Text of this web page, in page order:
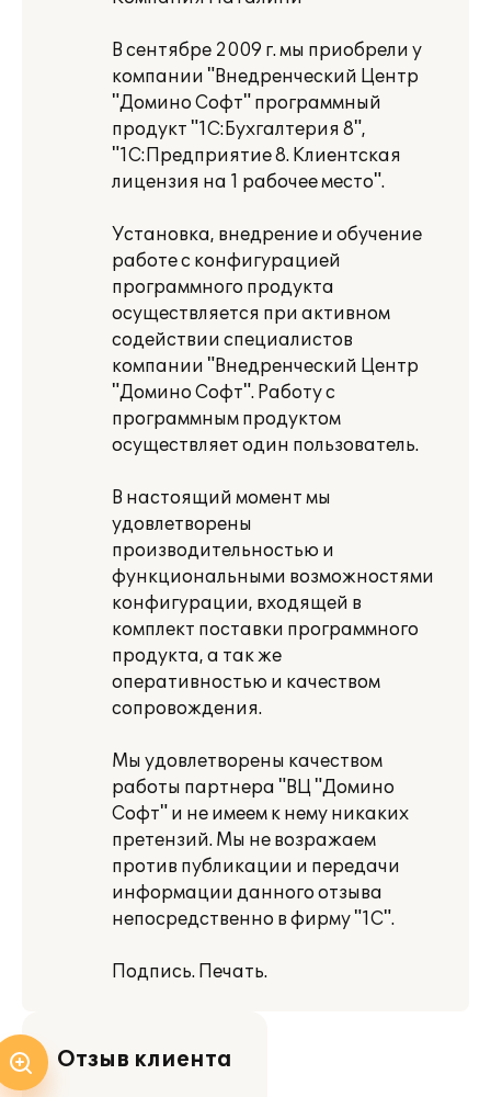
В сентябре 2009 г. мы приобрели у
компании "Внедренческий Центр
"Домино Софт" программный
продукт "1С:Бухгалтерия 8",
"1С:Предприятие 8. Клиентская
лицензия на 1 рабочее место".
Установка, внедрение и обучение
работе с конфигурацией
программного продукта
осуществляется при активном
содействии специалистов
компании "Внедренческий Центр
"Домино Софт". Работу с
программным продуктом
осуществляет один пользователь.
В настоящий момент мы
удовлетворены
производительностью и
функциональными возможностями
конфигурации, входящей в
комплект поставки программного
продукта, а так же
оперативностью и качеством
сопровождения.
Мы удовлетворены качеством
работы партнера "ВЦ "Домино
Софт" и не имеем к нему никаких
претензий. Мы не возражаем
против публикации и передачи
информации данного отзыва
непосредственно в фирму "1С".
Подпись. Печать.
Отзыв клиента